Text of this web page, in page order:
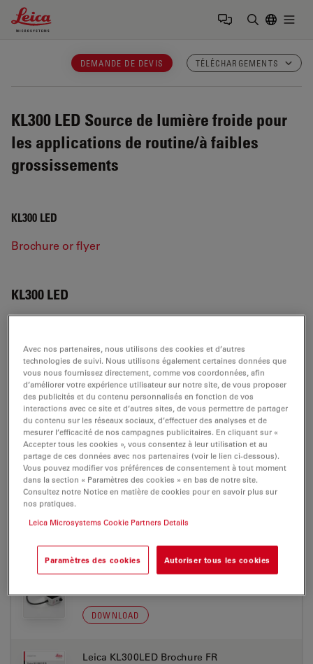
Leica Microsystems Logo
DEMANDE DE DEVIS TÉLÉCHARGEMENTS
KL300 LED Source de lumière froide pour
les applications de routine/à faibles
grossissements
KL300 LED
Brochure or flyer
KL300 LED
BROCHURE OR FLYER
Leica KL300LED Brochure DE
Jul 27, 2026 PDF, 4 MB
DOWNLOAD
Leica KL300LED Brochure EN
Jul 27, 2026 PDF, 4 MB
DOWNLOAD
DOWNLOAD
Leica KL300LED Brochure FR
Avec nos partenaires, nous utilisons des cookies et d’autres
technologies de suivi. Nous utilisons également certaines données que
vous nous fournissez directement, comme vos coordonnées, afin
d’améliorer votre expérience utilisateur sur notre site, de vous proposer
des publicités et du contenu personnalisés en fonction de vos
interactions avec ce site et d’autres sites, de vous permettre de partager
du contenu sur les réseaux sociaux, d’effectuer des analyses et de
mesurer l’efficacité de nos campagnes publicitaires. En cliquant sur «
Accepter tous les cookies », vous consentez à leur utilisation et au
partage de ces données avec nos partenaires (voir le lien ci-dessous).
Vous pouvez modifier vos préférences de consentement à tout moment
dans la section « Paramètres des cookies » en bas de notre site.
Consultez notre Notice en matière de cookies pour en savoir plus sur
nos pratiques.
Leica Microsystems Cookie Partners Details
Paramètres des cookies Autoriser tous les cookies